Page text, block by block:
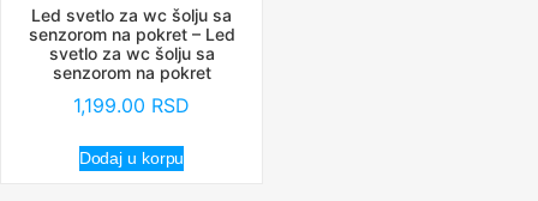
Led svetlo za wc šolju sa
senzorom na pokret – Led
svetlo za wc šolju sa
senzorom na pokret
1,199.00 RSD
Dodaj u korpu